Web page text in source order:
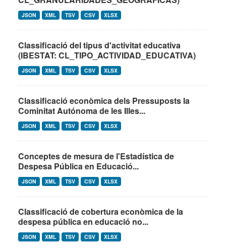
JSON XML TSV CSV XLSX
Classificació del tipus d'activitat educativa
(IBESTAT: CL_TIPO_ACTIVIDAD_EDUCATIVA)
JSON XML TSV CSV XLSX
Classificació econòmica dels Pressuposts la
Cominitat Autónoma de les Illes...
JSON XML TSV CSV XLSX
Conceptes de mesura de l'Estadística de
Despesa Pública en Educació...
JSON XML TSV CSV XLSX
Classificació de cobertura econòmica de la
despesa pública en educació no...
JSON XML TSV CSV XLSX